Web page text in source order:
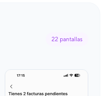
22 pantallas